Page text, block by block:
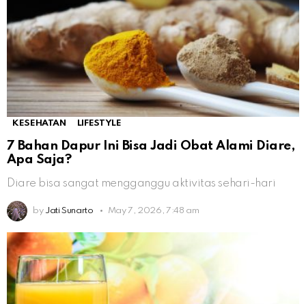
KESEHATAN LIFESTYLE
7 Bahan Dapur Ini Bisa Jadi Obat Alami Diare,
Apa Saja?
Diare bisa sangat mengganggu aktivitas sehari-hari
by Jati Sunarto May 7, 2026, 7:48 am